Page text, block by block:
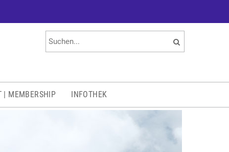
| MEMBERSHIP INFOTHEK